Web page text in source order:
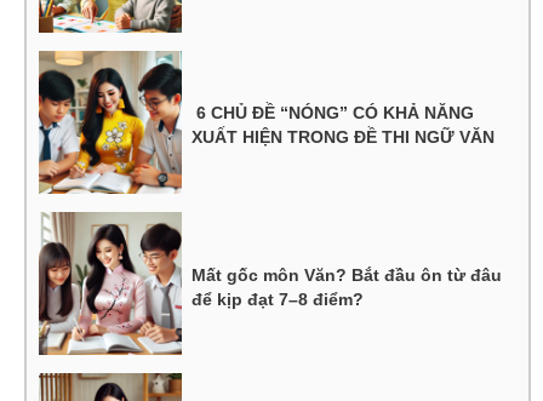
6 CHỦ ĐỀ “NÓNG” CÓ KHẢ NĂNG
XUẤT HIỆN TRONG ĐỀ THI NGỮ VĂN
Mất gốc môn Văn? Bắt đầu ôn từ đâu
để kịp đạt 7–8 điểm?